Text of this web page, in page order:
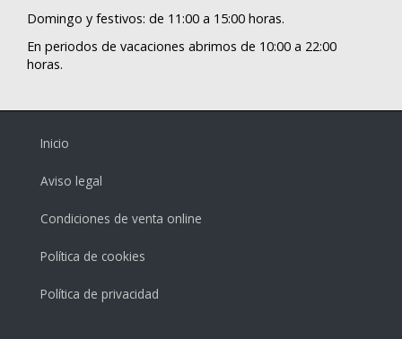
Domingo y festivos: de 11:00 a 15:00 horas.
En periodos de vacaciones abrimos de 10:00 a 22:00
horas.
Inicio
Aviso legal
Condiciones de venta online
Política de cookies
Política de privacidad